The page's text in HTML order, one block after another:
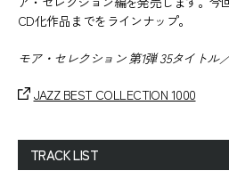
CD化作品までをラインナップ。
モア・セレクション 第1弾 35タイトル
JAZZ BEST COLLECTION 1000
TRACK LIST